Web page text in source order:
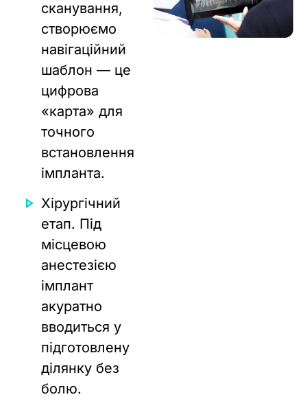
сканування,
створюємо
навігаційний
шаблон — це
цифрова
«карта» для
точного
встановлення
імпланта.
Хірургічний
етап. Під
місцевою
анестезією
імплант
акуратно
вводиться у
підготовлену
ділянку без
болю.